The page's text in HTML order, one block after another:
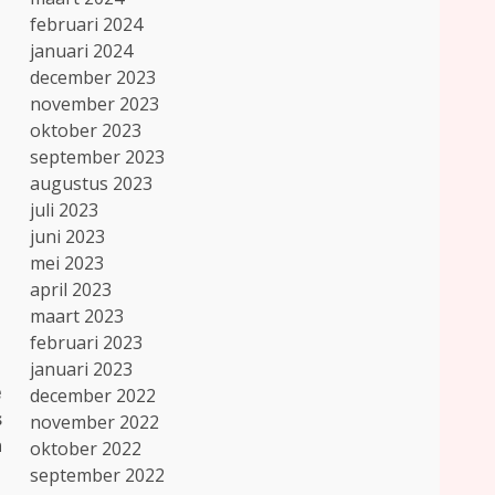
februari 2024
januari 2024
december 2023
november 2023
oktober 2023
september 2023
augustus 2023
juli 2023
juni 2023
mei 2023
april 2023
maart 2023
februari 2023
januari 2023
december 2022
november 2022
oktober 2022
september 2022